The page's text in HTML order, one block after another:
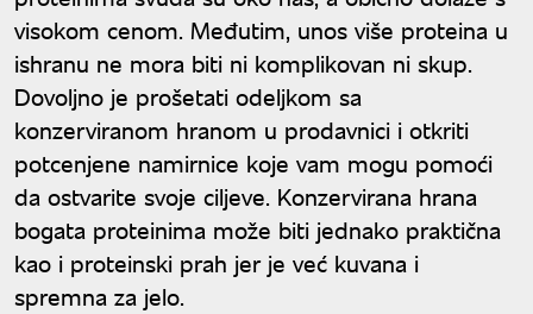
visokom cenom. Međutim, unos više proteina u
ishranu ne mora biti ni komplikovan ni skup.
Dovoljno je prošetati odeljkom sa
konzerviranom hranom u prodavnici i otkriti
potcenjene namirnice koje vam mogu pomoći
da ostvarite svoje ciljeve. Konzervirana hrana
bogata proteinima može biti jednako praktična
kao i proteinski prah jer je već kuvana i
spremna za jelo.